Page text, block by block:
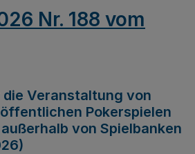
Nr. 188 vom
Veranstaltung von
Pokerspielen
von Spielbanken